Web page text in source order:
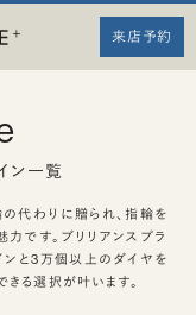
来店予約
ン一覧
代わりに贈られ、指輪を
です。ブリリアンスプラ
と3万個以上のダイヤを
る選択が叶います。